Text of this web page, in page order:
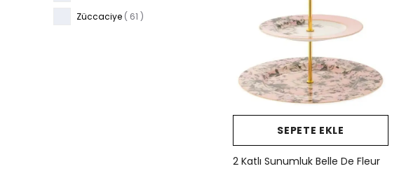
Züccaciye ( 61 )
SEPETE EKLE
2 Katlı Sunumluk Belle De Fleur